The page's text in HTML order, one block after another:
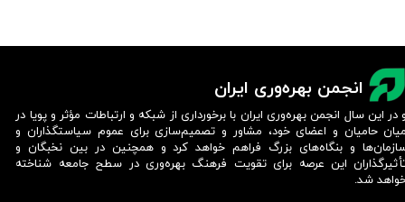
انجمن بهره‌وری ایران
در این سال انجمن بهره‌وری ایران با برخورداری از شبکه و ارتباطات مؤثر و پویا در
حامیان و اعضای خود، مشاور و تصمیم‌سازی برای عموم سیاستگذاران و
و بنگاه‌های بزرگ فراهم خواهد کرد و همچنین در بین نخبگان و
این عرصه برای تقویت فرهنگ بهره‌وری در سطح جامعه شناخته
شد.​​​​​​​